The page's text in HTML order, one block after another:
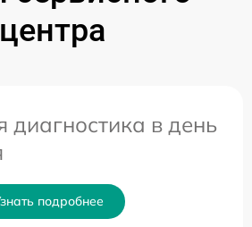
центра
диагностика в день
подробнее